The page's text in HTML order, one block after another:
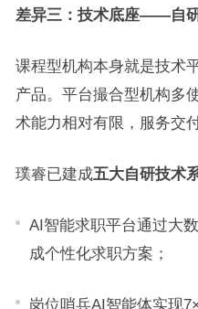
差异三：技术底座——自
课程型机构本身就是技术
产品。平台撮合型机构多
术能力相对有限，服务交
璞睿已建成五大自研技术
AI智能求职平台通过大
成个性化求职方案；
岗位哨兵AI智能体实现